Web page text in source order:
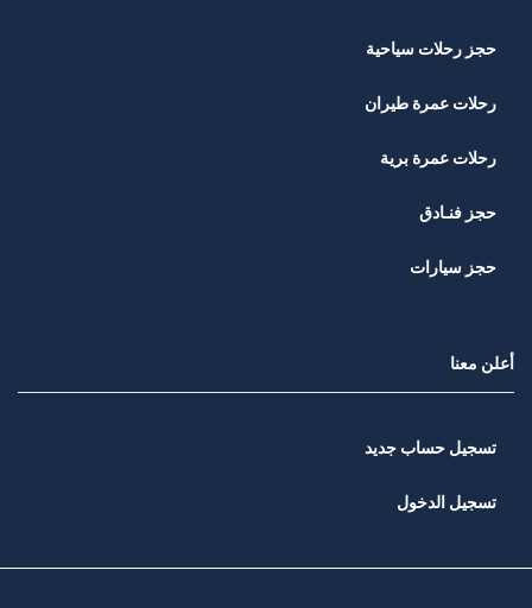
حجز رحلات سياحية
رحلات عمرة طيران
رحلات عمرة برية
حجز فنـادق
حجز سيارات
أعلن معنا
تسجيل حساب جديد
تسجيل الدخول